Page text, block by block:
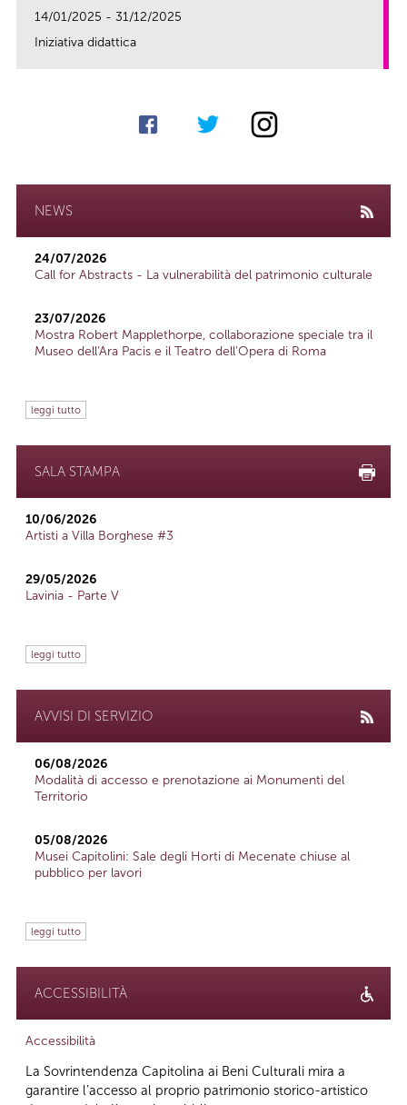
14/01/2025 - 31/12/2025
Iniziativa didattica
NEWS
24/07/2026
Call for Abstracts - La vulnerabilità del patrimonio culturale
23/07/2026
Mostra Robert Mapplethorpe, collaborazione speciale tra il
Museo dell'Ara Pacis e il Teatro dell'Opera di Roma
leggi tutto
SALA STAMPA
10/06/2026
Artisti a Villa Borghese #3
29/05/2026
Lavinia - Parte V
leggi tutto
AVVISI DI SERVIZIO
06/08/2026
Modalità di accesso e prenotazione ai Monumenti del
Territorio
05/08/2026
Musei Capitolini: Sale degli Horti di Mecenate chiuse al
pubblico per lavori
leggi tutto
ACCESSIBILITÀ
Accessibilità
La Sovrintendenza Capitolina ai Beni Culturali mira a
garantire l’accesso al proprio patrimonio storico-artistico